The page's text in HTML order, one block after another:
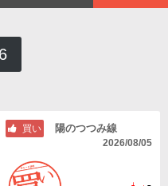
買い 陽のつつみ線
2026/08/05